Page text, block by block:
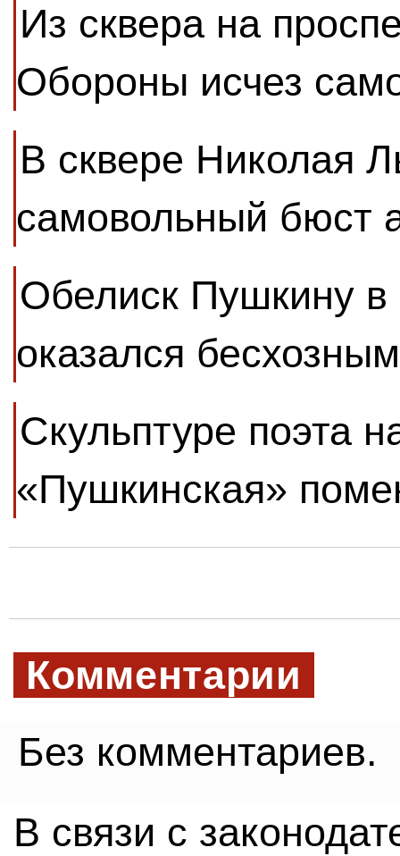
Из сквера на
Обороны исчез
В сквере Николая
самовольный бюст
Обелиск Пушкину
оказался бесхозным
Скульптуре поэта
«Пушкинская»
Комментарии
Без комментариев.
В связи с